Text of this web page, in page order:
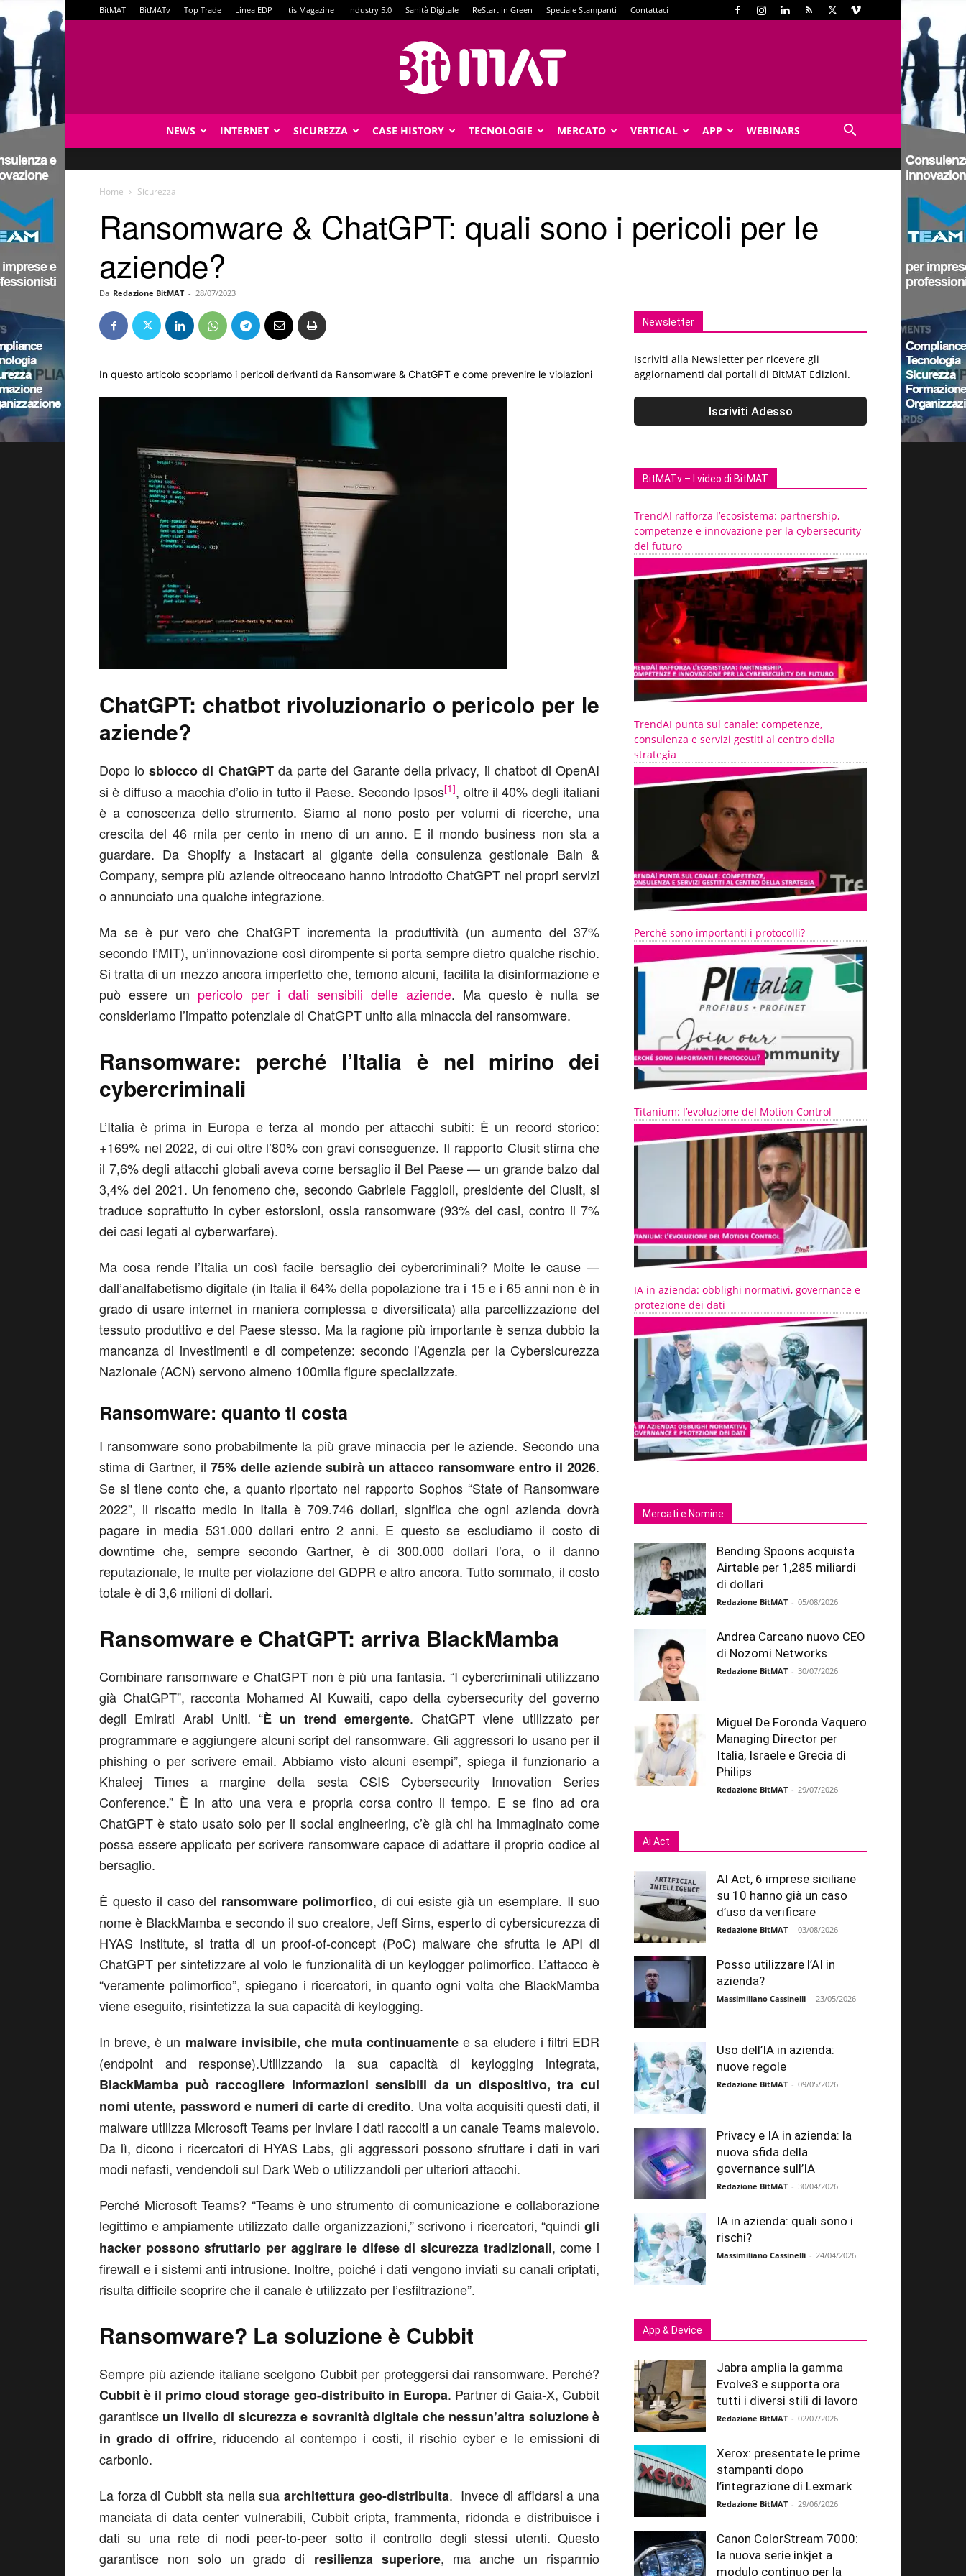
BitMAT BitMATv Top Trade Linea EDP Itis Magazine Industry 5.0 Sanità Digitale ReStart in Green Speciale Stampanti Contattaci
NEWS INTERNET SICUREZZA CASE HISTORY TECNOLOGIE MERCATO VERTICAL APP WEBINARS
Home Sicurezza
Ransomware & ChatGPT: quali sono i pericoli per le
aziende?
Da Redazione BitMAT - 28/07/2023
In questo articolo scopriamo i pericoli derivanti da Ransomware & ChatGPT e come prevenire le violazioni
ChatGPT: chatbot rivoluzionario o pericolo per le
aziende?
Dopo losblocco di ChatGPTda parte del Garante della privacy, il chatbot di OpenAI
si è diffuso a macchia d’olio in tutto il Paese. Secondo Ipsos[1], oltre il 40% degli italiani
è a conoscenza dello strumento. Siamo al nono posto per volumi di ricerche, una
crescita del 46 mila per cento in meno di un anno. E il mondo business non sta a
guardare. Da Shopify a Instacart al gigante della consulenza gestionale Bain &
Company, sempre più aziende oltreoceano hanno introdotto ChatGPT nei propri servizi
o annunciato una qualche integrazione.
Ma se è pur vero che ChatGPT incrementa la produttività (un aumento del 37%
secondo l’MIT), un’innovazione così dirompente si porta sempre dietro qualche rischio.
Si tratta di un mezzo ancora imperfetto che, temono alcuni, facilita la disinformazionee
può essere un pericolo per i dati sensibili delle aziende. Ma questo è nulla se
consideriamo l’impatto potenziale di ChatGPT unito alla minaccia dei ransomware.
Ransomware: perché l’Italia è nel mirino dei
cybercriminali
L’Italia è prima in Europa e terza al mondo per attacchi subiti: È un record storico:
+169% nel 2022, di cui oltre l’80% con gravi conseguenze. Il rapporto Clusit stima che
il 7,6% degli attacchi globali aveva come bersaglio il Bel Paese — un grande balzo dal
3,4% del 2021. Un fenomeno che, secondo Gabriele Faggioli, presidente del Clusit, si
traduce soprattutto in cyber estorsioni, ossia ransomware (93% dei casi, contro il 7%
dei casi legati al cyberwarfare).
Ma cosa rende l’Italia un così facile bersaglio dei cybercriminali? Molte le cause —
dall’analfabetismo digitale (in Italia il 64% della popolazione tra i 15 e i 65 anni non è in
grado di usare internet in maniera complessa e diversificata) alla parcellizzazione del
tessuto produttivo e del Paese stesso. Ma la ragione più importante è senza dubbio la
mancanza di investimenti e di competenze: secondo l’Agenzia per la Cybersicurezza
Nazionale (ACN) servono almeno 100mila figure specializzate.
Ransomware: quanto ti costa
I ransomware sono probabilmente la più grave minaccia per le aziende. Secondo una
stima di Gartner, il 75% delle aziende subirà un attacco ransomware entro il 2026.
Se si tiene conto che, a quanto riportato nel rapporto Sophos “State of Ransomware
2022”, il riscatto medio in Italia è 709.746 dollari, significa che ogni azienda dovrà
pagare in media 531.000 dollari entro 2 anni. E questo se escludiamo il costo di
downtime che, sempre secondo Gartner, è di 300.000 dollari l’ora, o il danno
reputazionale, le multe per violazione del GDPR e altro ancora. Tutto sommato, il costo
totale è di 3,6 milioni di dollari.
Ransomware e ChatGPT: arriva BlackMamba
Combinare ransomware e ChatGPT non è più una fantasia. “I cybercriminali utilizzano
già ChatGPT”, racconta Mohamed Al Kuwaiti, capo della cybersecurity del governo
degli Emirati Arabi Uniti. “È un trend emergente. ChatGPT viene utilizzato per
programmare e aggiungere alcuni script del ransomware. Gli aggressori lo usano per il
phishing o per scrivere email. Abbiamo visto alcuni esempi”, spiega il funzionario a
Khaleej Times a margine della sesta CSIS Cybersecurity Innovation Series
Conference.” È in atto una vera e propria corsa contro il tempo. E se fino ad ora
ChatGPT è stato usato solo per il social engineering, c’è già chi ha immaginato come
possa essere applicato per scrivere ransomware capace di adattare il proprio codice al
bersaglio.
È questo il caso del ransomware polimorfico, di cui esiste già un esemplare. Il suo
nome è BlackMamba e secondo il suo creatore, Jeff Sims, esperto di cybersicurezza di
HYAS Institute, si tratta di un proof-of-concept (PoC) malware che sfrutta le API di
ChatGPT per sintetizzare al volo le funzionalità di un keylogger polimorfico. L’attacco è
“veramente polimorfico”, spiegano i ricercatori, in quanto ogni volta che BlackMamba
viene eseguito, risintetizza la sua capacità di keylogging.
In breve, è un malware invisibile, che muta continuamentee sa eludere i filtri EDR
(endpoint and response).Utilizzando la sua capacità di keylogging integrata,
BlackMamba può raccogliere informazioni sensibili da un dispositivo, tra cui
nomi utente, password e numeri di carte di credito. Una volta acquisiti questi dati, il
malware utilizza Microsoft Teams per inviare i dati raccolti a un canale Teams malevolo.
Da lì, dicono i ricercatori di HYAS Labs, gli aggressori possono sfruttare i dati in vari
modi nefasti, vendendoli sul Dark Web o utilizzandoli per ulteriori attacchi.
Perché Microsoft Teams? “Teams è uno strumento di comunicazione e collaborazione
legittimo e ampiamente utilizzato dalle organizzazioni,” scrivono i ricercatori, “quindi gli
hacker possono sfruttarlo per aggirare le difese di sicurezza tradizionali, come i
firewall e i sistemi anti intrusione. Inoltre, poiché i dati vengono inviati su canali criptati,
risulta difficile scoprire che il canale è utilizzato per l’esfiltrazione”.
Ransomware? La soluzione è Cubbit
Sempre più aziende italiane scelgono Cubbit per proteggersi dai ransomware. Perché?
Cubbit è il primo cloud storage geo-distribuito in Europa. Partner di Gaia-X, Cubbit
garantisce un livello di sicurezza e sovranità digitale che nessun’altra soluzione è
in grado di offrire, riducendo al contempo i costi, il rischio cyber e le emissioni di
carbonio.
La forza di Cubbit sta nella sua architettura geo-distribuita. Invece di affidarsi a una
manciata di data center vulnerabili, Cubbit cripta, frammenta, ridonda e distribuisce i
dati su una rete di nodi peer-to-peer sotto il controllo degli stessi utenti. Questo
garantisce non solo un grado di resilienza superiore, ma anche un risparmio
Newsletter
Iscriviti alla Newsletter per ricevere gli
aggiornamenti dai portali di BitMAT Edizioni.
BitMATv – I video di BitMAT
TrendAI rafforza l’ecosistema: partnership,
competenze e innovazione per la cybersecurity
del futuro
TrendAI punta sul canale: competenze,
consulenza e servizi gestiti al centro della
strategia
Perché sono importanti i protocolli?
Titanium: l’evoluzione del Motion Control
IA in azienda: obblighi normativi, governance e
protezione dei dati
Mercati e Nomine
Bending Spoons acquista
Airtable per 1,285 miliardi
di dollari
Redazione BitMAT - 05/08/2026
Andrea Carcano nuovo CEO
di Nozomi Networks
Redazione BitMAT - 30/07/2026
Miguel De Foronda Vaquero
Managing Director per
Italia, Israele e Grecia di
Philips
Redazione BitMAT - 29/07/2026
Ai Act
AI Act, 6 imprese siciliane
su 10 hanno già un caso
d’uso da verificare
Redazione BitMAT - 03/08/2026
Posso utilizzare l’AI in
azienda?
Massimiliano Cassinelli - 23/05/2026
Uso dell’IA in azienda:
nuove regole
Redazione BitMAT - 09/05/2026
Privacy e IA in azienda: la
nuova sfida della
governance sull’IA
Redazione BitMAT - 30/04/2026
IA in azienda: quali sono i
rischi?
Massimiliano Cassinelli - 24/04/2026
App & Device
Jabra amplia la gamma
Evolve3 e supporta ora
tutti i diversi stili di lavoro
Redazione BitMAT - 02/07/2026
Xerox: presentate le prime
stampanti dopo
l’integrazione di Lexmark
Redazione BitMAT - 29/06/2026
Canon ColorStream 7000:
la nuova serie inkjet a
modulo continuo per la